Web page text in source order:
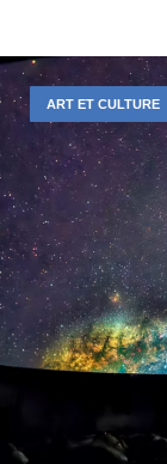
ART ET CULTURE